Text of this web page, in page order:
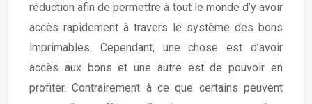
réduction afin de permettre à tout le monde d’y avoir
accès rapidement à travers le système des bons
imprimables. Cependant, une chose est d’avoir
accès aux bons et une autre est de pouvoir en
profiter. Contrairement à ce que certains peuvent